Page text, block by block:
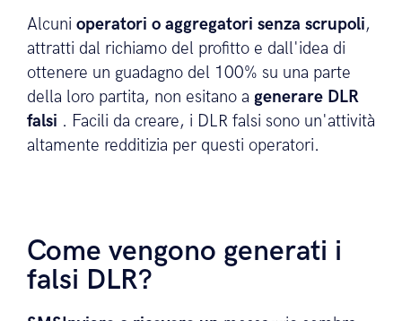
Alcuni operatori o aggregatori senza scrupoli,
attratti dal richiamo del profitto e dall'idea di
ottenere un guadagno del 100% su una parte
della loro partita, non esitano a generare DLR
falsi . Facili da creare, i DLR falsi sono un'attività
altamente redditizia per questi operatori.
Come vengono generati i
falsi DLR?